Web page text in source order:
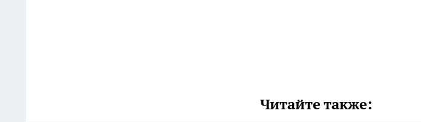
Читайте также: